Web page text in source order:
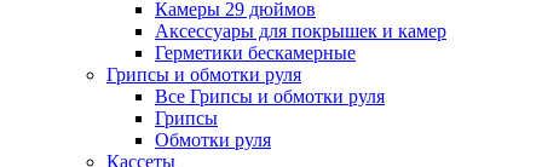
Камеры 29 дюймов
Аксессуары для покрышек и камер
Герметики бескамерные
Грипсы и обмотки руля
Все Грипсы и обмотки руля
Грипсы
Обмотки руля
Кассеты